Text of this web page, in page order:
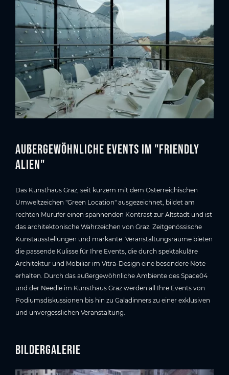
Außergewöhnliche Events im "Friendly
Alien"
Das Kunsthaus Graz, seit kurzem mit dem Österreichischen
Umweltzeichen "Green Location" ausgezeichnet, bildet am
rechten Murufer einen spannenden Kontrast zur Altstadt und ist
das architektonische Wahrzeichen von Graz. Zeitgenössische
Kunstausstellungen und markante Veranstaltungsräume bieten
die passende Kulisse für Ihre Events, die durch spektakuläre
Architektur und Mobiliar im Vitra-Design eine besondere Note
erhalten. Durch das außergewöhnliche Ambiente des Space04
und der Needle im Kunsthaus Graz werden all Ihre Events von
Podiumsdiskussionen bis hin zu Galadinners zu einer exklusiven
und unvergesslichen Veranstaltung.
Bildergalerie